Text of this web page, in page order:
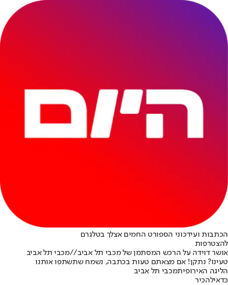
הכתבות ועידכוני הספורט החמים אצלך בטלגרם
להצטרפות
אושר דוידה על הרכש המסתמן של מכבי תל אביב//מכבי תל אביב
טעינו? נתקן! אם מצאתם טעות בכתבה, נשמח שתשתפו אותנו
הליגה האירופיתמכבי תל אביב
כדאילהכיר